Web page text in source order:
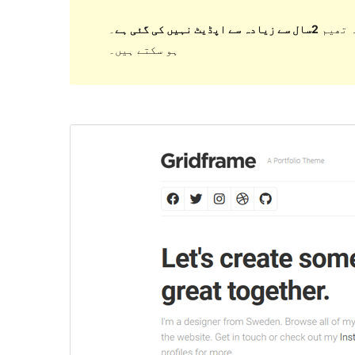
تھیم 2سال سے زیادہ سے اپڈیٹ نہیں کی گئی ہے
ہو سکتے ہیں۔